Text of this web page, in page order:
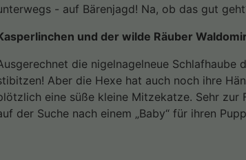
- auf Bärenjagd! Na, ob das gut
und der wilde Räuber Waldomir
die nigelnagelneue
Aber die Hexe hat auch noch ihre
eine süße kleine Mitzekatze. Sehr zur
der Suche nach einem „Baby“ für ihren